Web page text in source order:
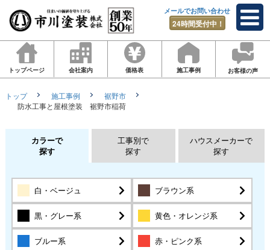
メールでお問い合わせ
24時間受付中！
トップページ 会社案内 価格表 施工事例 お客様の声
トップ 施工事例
裾野市
防水工事と屋根塗装 裾野市稲荷
カラーで
探す
工事別で
探す
ハウスメーカーで
探す
白・ベージュ ブラウン系
黒・グレー系 黄色・オレンジ系
ブルー系 赤・ピンク系